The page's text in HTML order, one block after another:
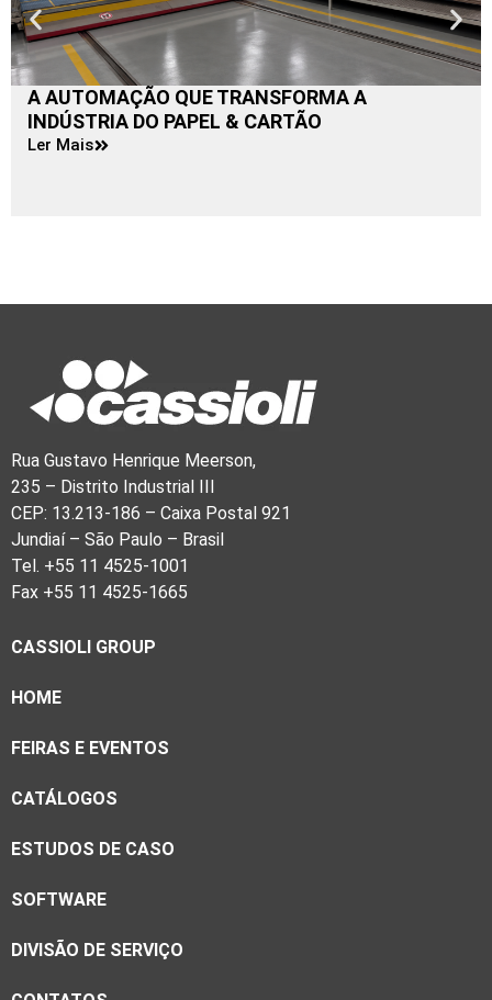
A AUTOMAÇÃO QUE TRANSFORMA A
INDÚSTRIA DO PAPEL & CARTÃO
Ler Mais
Rua Gustavo Henrique Meerson,
235 – Distrito Industrial III
CEP: 13.213-186 – Caixa Postal 921
Jundiaí – São Paulo – Brasil
Tel. +55 11 4525-1001
Fax +55 11 4525-1665
CASSIOLI GROUP
HOME
FEIRAS E EVENTOS
CATÁLOGOS
ESTUDOS DE CASO
SOFTWARE
DIVISÃO DE SERVIÇO